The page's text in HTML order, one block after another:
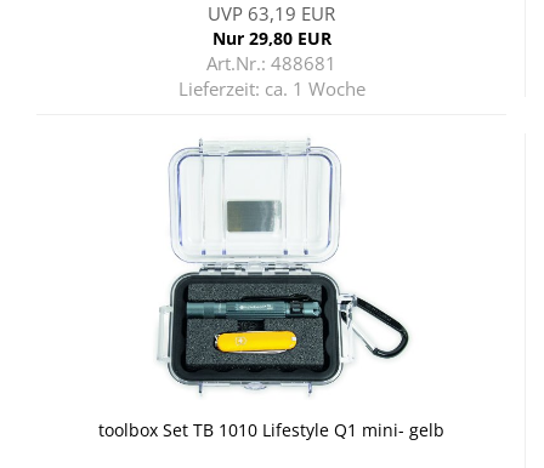
UVP 63,19 EUR
Nur 29,80 EUR
Art.Nr.: 488681
Lieferzeit: ca. 1 Woche
tool­box Set TB 1010 Life­style Q1 mini- gelb